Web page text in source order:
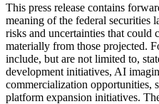
This press release contains
meaning of the federal securities
risks and uncertainties that could
materially from those projected.
include, but are not limited to,
development initiatives, AI
commercialization opportunities,
platform expansion initiatives.